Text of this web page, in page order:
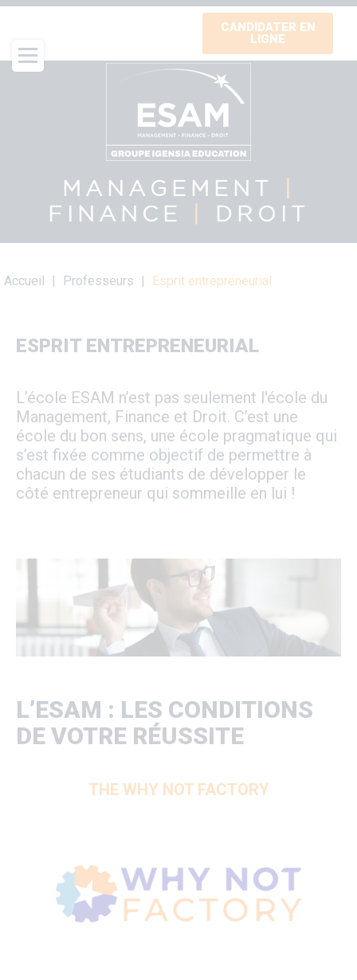
Aller
contenu
principal
CANDIDATER EN
LIGNE
MANAGEMENT
FINANCE
DROIT
Fil
Accueil Professeurs Esprit entrepreneurial
ESPRIT ENTREPRENEURIAL
L’école ESAM n’est pas seulement l'école du
Management, Finance et Droit. C’est une
école du bon sens, une école pragmatique qui
s’est fixée comme objectif de permettre à
chacun de ses étudiants de développer le
côté entrepreneur qui sommeille en lui !
L’ESAM : LES CONDITIONS
DE VOTRE RÉUSSITE
THE WHY NOT FACTORY